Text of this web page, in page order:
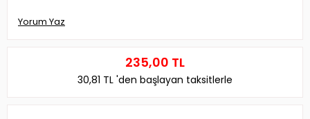
Yorum Yaz
235,00 TL
30,81 TL 'den başlayan taksitlerle